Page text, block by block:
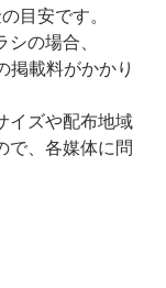
目安です。
の場合、
掲載料がかかり
イズや配布地域
で、各媒体に問